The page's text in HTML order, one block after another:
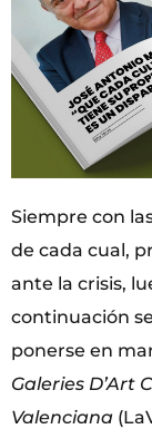
Siempre con
de cada cual,
ante la crisis,
continuación
ponerse en
Galeries
Valenciana